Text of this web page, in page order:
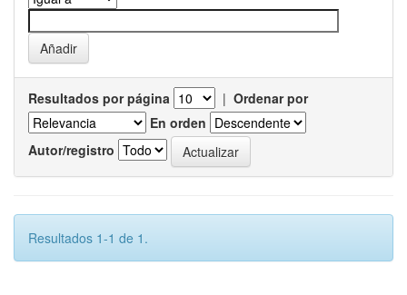
Resultados por página | Ordenar por
En orden
Autor/registro
Resultados 1-1 de 1.